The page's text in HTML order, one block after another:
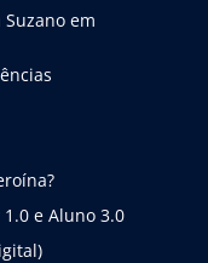
em
e Aluno 3.0